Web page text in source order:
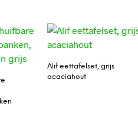
Alif eettafelset, grijs
acaciahout